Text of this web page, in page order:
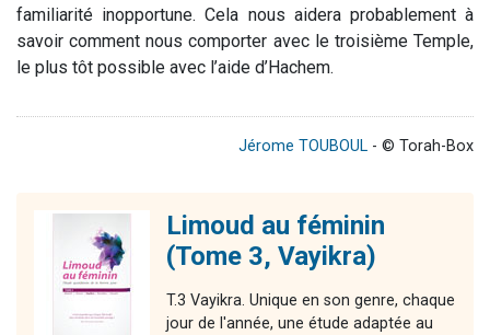
familiarité inopportune. Cela nous aidera probablement à
savoir comment nous comporter avec le troisième Temple,
le plus tôt possible avec l’aide d’Hachem.
Jérome TOUBOUL - © Torah-Box
Limoud au féminin
(Tome 3, Vayikra)
T.3 Vayikra. Unique en son genre, chaque
jour de l'année, une étude adaptée au